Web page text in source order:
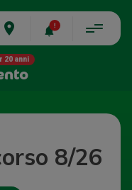
place
20 anni
8/26